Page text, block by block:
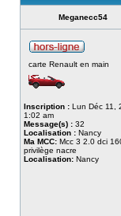
Meganecc54
carte Renault en main
Inscription : Lun Déc 11,
1:02 am
Message(s) : 32
Localisation : Nancy
Ma MCC: Mcc 3 2.0 dci
privilège nacre
Localisation: Nancy